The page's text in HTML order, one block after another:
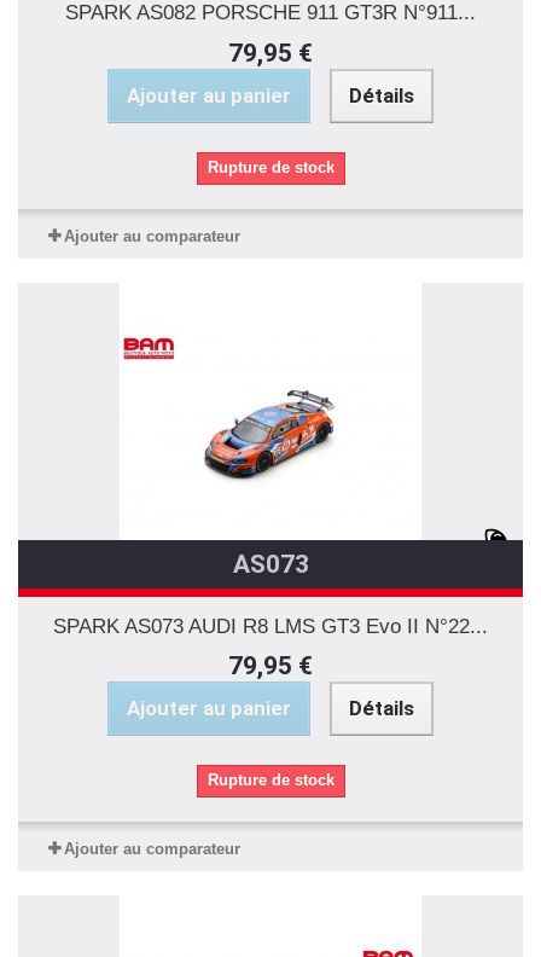
SPARK AS082 PORSCHE 911 GT3R N°911...
79,95 €
Ajouter au panier Détails
Rupture de stock
Ajouter au comparateur
AS073
SPARK AS073 AUDI R8 LMS GT3 Evo II N°22...
79,95 €
Ajouter au panier Détails
Rupture de stock
Ajouter au comparateur